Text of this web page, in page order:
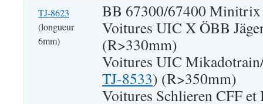
TJ-8623
(longueur
6mm)
BB 67300/67400 Minitrix
Voitures UIC X ÖBB
(R>330mm)
Voitures UIC
TJ-8533) (R>350mm)
Voitures Schlieren CFF